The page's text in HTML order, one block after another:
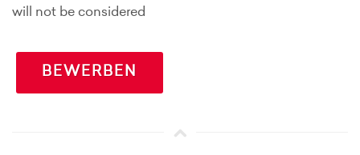
will not be considered
BEWERBEN